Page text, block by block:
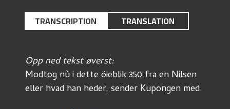
TRANSCRIPTION TRANSLATION
Opp ned tekst øverst:
Modtog nù i dette öieblik 350 fra en Nilsen
eller hvad han heder, sender Kupongen med.